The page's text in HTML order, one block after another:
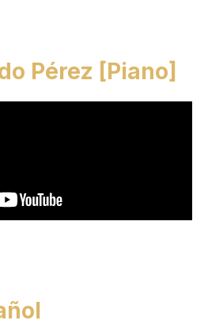
Pérez [Piano]